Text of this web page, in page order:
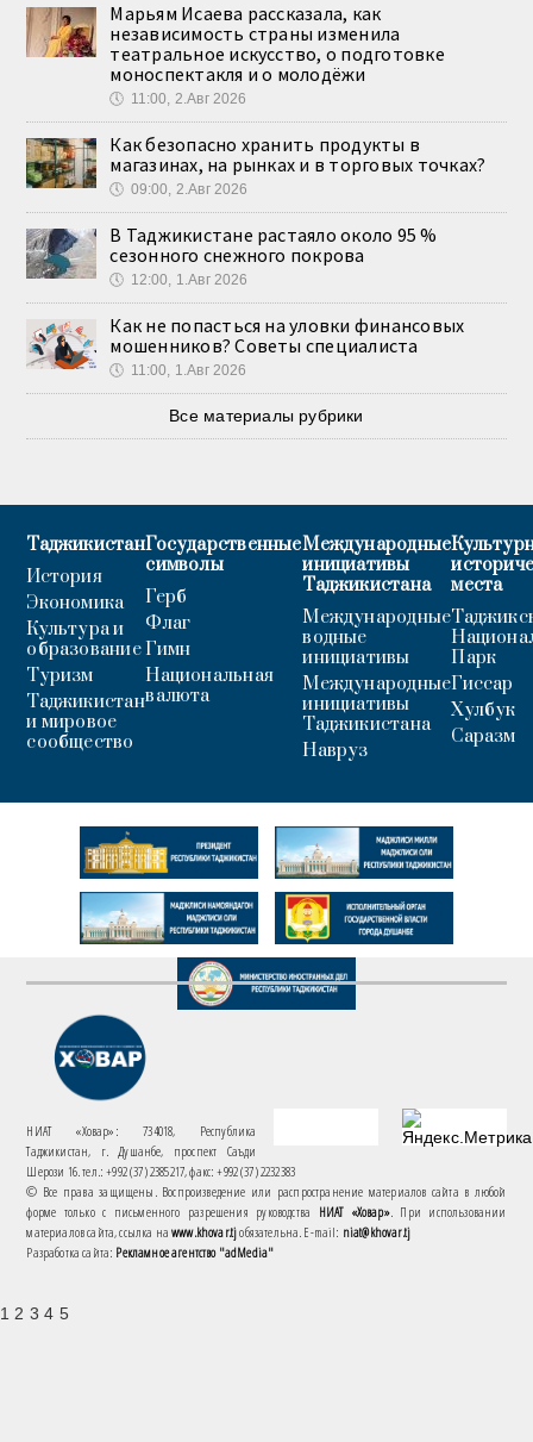
Марьям Исаева рассказала, как
независимость страны изменила
театральное искусство, о подготовке
моноспектакля и о молодёжи
🕔 11:00, 2.Авг 2026
Как безопасно хранить продукты в
магазинах, на рынках и в торговых точках?
🕔 09:00, 2.Авг 2026
В Таджикистане растаяло около 95 %
сезонного снежного покрова
🕔 12:00, 1.Авг 2026
Как не попасться на уловки финансовых
мошенников? Советы специалиста
🕔 11:00, 1.Авг 2026
Все материалы рубрики
Таджикистан
История
Экономика
Культура и
образование
Туризм
Таджикистан
и мировое
сообщество
Государственные
символы
Герб
Флаг
Гимн
Национальная
валюта
Международные
инициативы
Таджикистана
Международные
водные
инициативы
Международные
инициативы
Таджикистана
Навруз
места
Парк
Гиссар
Хулбук
Саразм
НИАТ «Ховар»: 734018, Республика
Таджикистан, г. Душанбе, проспект Саъди
Шерози 16. тел.: +992 (37) 2385217, факс: +992 (37) 2232383
© Все права защищены. Воспроизведение или распространение материалов сайта в любой
форме только с письменного разрешения руководства НИАТ «Ховар». При использовании
материалов сайта, ссылка наwww.khovar.tjобязательна. E-mail: niat@khovar.tj
Разработка сайта: Рекламное агентство "adMedia"
1 2 3 4 5